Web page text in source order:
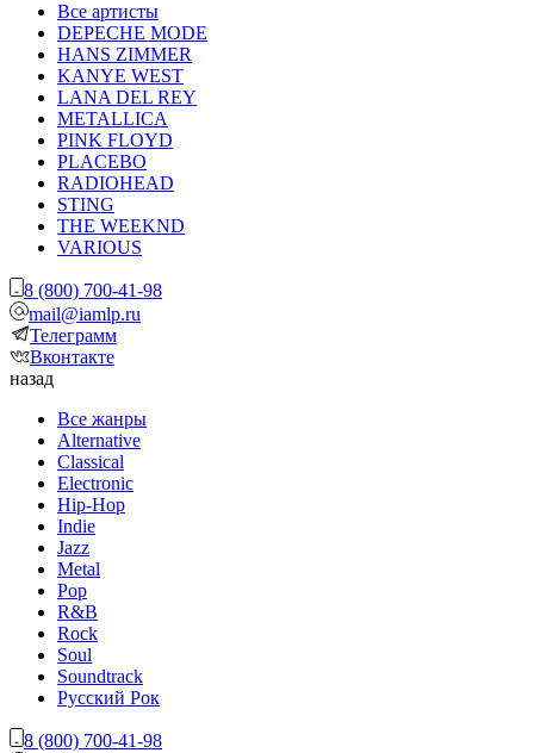
Все артисты
DEPECHE MODE
HANS ZIMMER
KANYE WEST
LANA DEL REY
METALLICA
PINK FLOYD
PLACEBO
RADIOHEAD
STING
THE WEEKND
VARIOUS
8 (800) 700-41-98
mail@iamlp.ru
Телеграмм
Вконтакте
назад
Все жанры
Alternative
Classical
Electronic
Hip-Hop
Indie
Jazz
Metal
Pop
R&B
Rock
Soul
Soundtrack
Русский Рок
8 (800) 700-41-98